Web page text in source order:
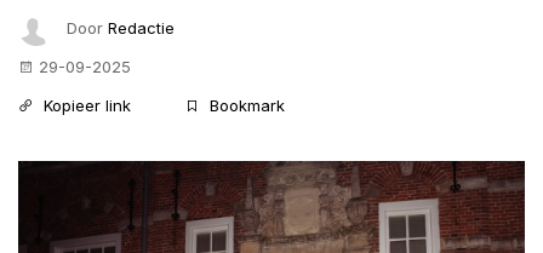
Door Redactie
29-09-2025
Kopieer link
Bookmark